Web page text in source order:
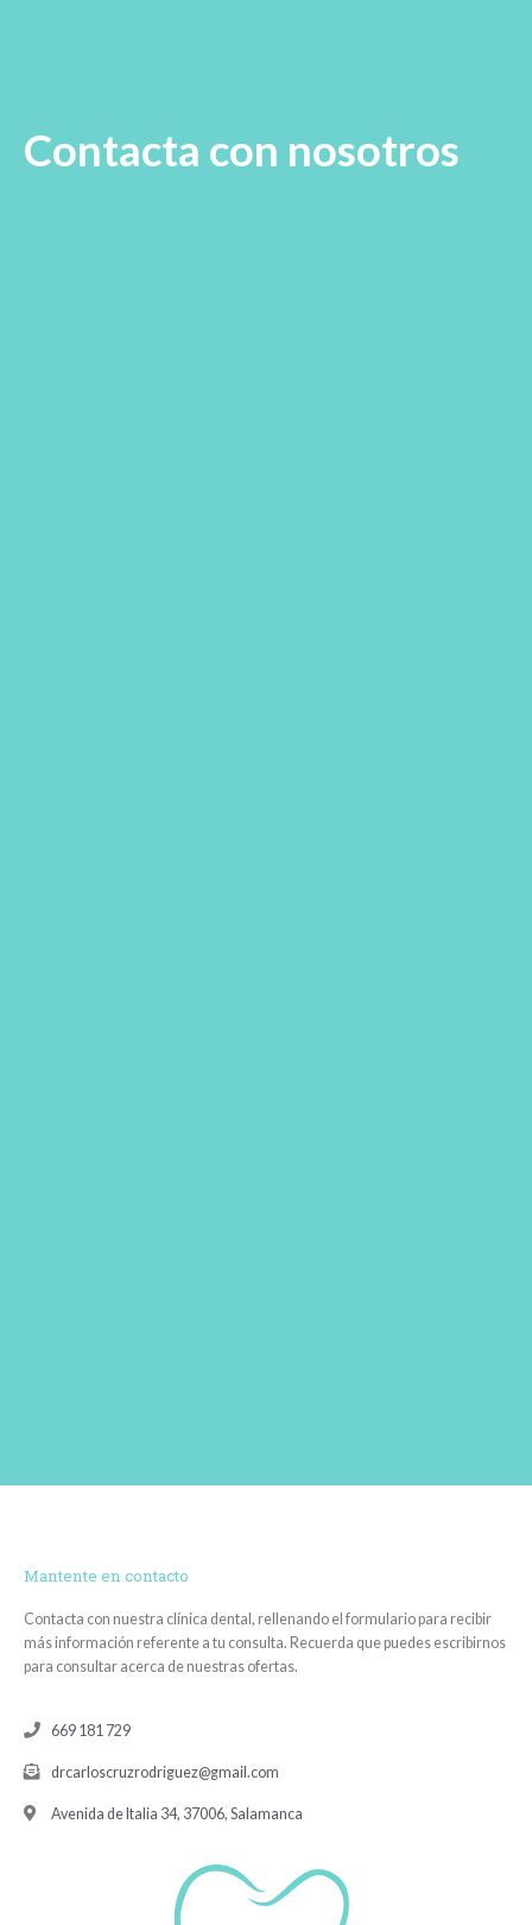
Contacta con nosotros
Mantente en contacto
Contacta con nuestra clínica dental, rellenando el formulario para recibir
más información referente a tu consulta. Recuerda que puedes escribirnos
para consultar acerca de nuestras ofertas.
669 181 729
drcarloscruzrodriguez@gmail.com
Avenida de Italia 34, 37006, Salamanca